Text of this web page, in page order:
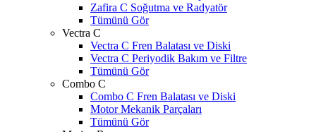
Zafira C Soğutma ve Radyatör
Tümünü Gör
Vectra C
Vectra C Fren Balatası ve Diski
Vectra C Periyodik Bakım ve Filtre
Tümünü Gör
Combo C
Combo C Fren Balatası ve Diski
Motor Mekanik Parçaları
Tümünü Gör